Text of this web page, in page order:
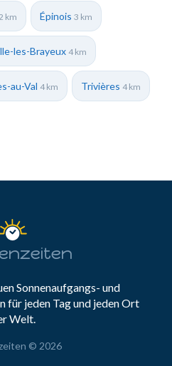
2 km Épinois 3 km
les-Brayeux4 km
au-Val 4 km Trivières 4 km
Sonnenaufgangs- und
für jeden Tag und jeden Ort
Welt.
© 2026